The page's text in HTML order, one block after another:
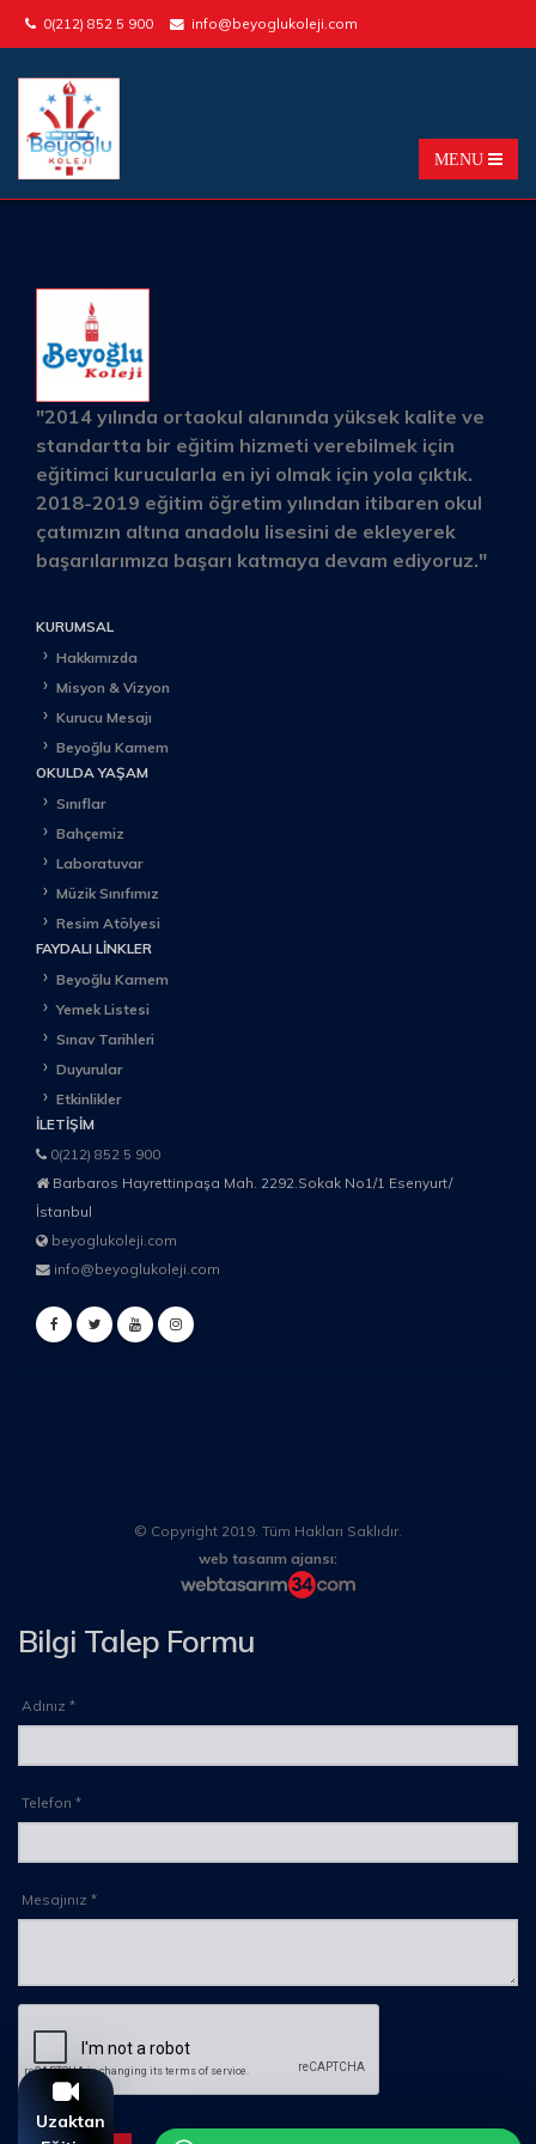
0(212) 852 5 900 info@beyoglukoleji.com
"2014 yılında ortaokul alanında yüksek kalite ve
standartta bir eğitim hizmeti verebilmek için
eğitimci kurucularla en iyi olmak için yola çıktık.
2018-2019 eğitim öğretim yılından itibaren okul
çatımızın altına anadolu lisesini de ekleyerek
başarılarımıza başarı katmaya devam ediyoruz."
KURUMSAL
Hakkımızda
Misyon & Vizyon
Kurucu Mesajı
Beyoğlu Karnem
OKULDA YAŞAM
Sınıflar
Bahçemiz
Laboratuvar
Müzik Sınıfımız
Resim Atölyesi
FAYDALI LINKLER
Beyoğlu Karnem
Yemek Listesi
Sınav Tarihleri
Duyurular
Etkinlikler
İLETIŞIM
0(212) 852 5 900
Barbaros Hayrettinpaşa Mah. 2292.Sokak No1/1 Esenyurt/
İstanbul
beyoglukoleji.com
info@beyoglukoleji.com
© Copyright 2019. Tüm Hakları Saklıdır.
web tasarım ajansı
Bilgi Talep Formu
Adınız *
Telefon *
Mesajınız *
Uzaktan